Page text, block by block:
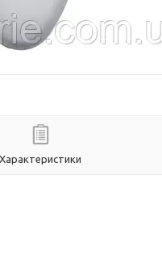
Характеристики